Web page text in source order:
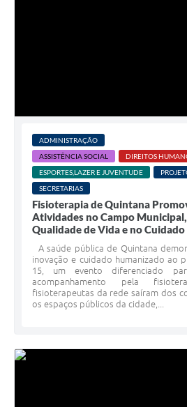
ADMINISTRAÇÃO
ASSISTÊNCIA SOCIAL
DIREITOS
ESPORTES,LAZER E JUVENTUDE
SECRETARIAS
Fisioterapia de Quintana
Atividades no Campo
Qualidade de Vida e no
A saúde pública de Quintana
inovação e cuidado humanizado ao
15, um evento diferenciado
acompanhamento pela
fisioterapeutas da rede saíram dos
os espaços públicos da cidade,...